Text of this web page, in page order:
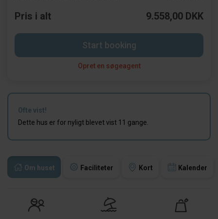
Om huset Faciliteter Kort Kalender
Pris i alt 9.558,00 DKK
Start booking
Opret en søgeagent
Ofte vist!
Dette hus er for nyligt blevet vist 11 gange.